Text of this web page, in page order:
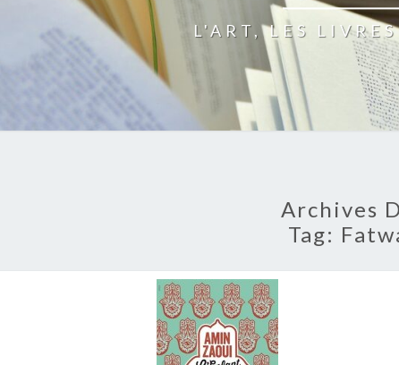
L'ART, LES
Archives
Tag: